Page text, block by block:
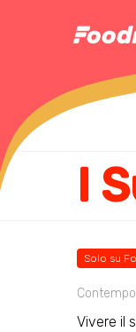
I
Solo su
Vivere il